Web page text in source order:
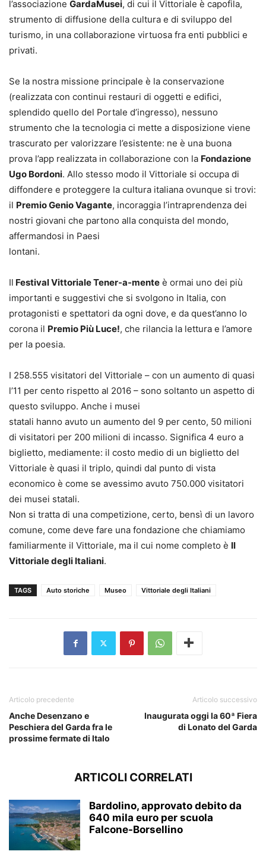
l’associazione GardaMusei, di cui il Vittoriale è capofila,
strumento di diffusione della cultura e di sviluppo del
turismo, in una collaborazione virtuosa fra enti pubblici e
privati.
Se la nostra missione principale è la conservazione
(realizzata con continui restauri di oggetti e edifici,
splendido quello del Portale d’ingresso), nessuno
strumento che la tecnologia ci mette a disposizione viene
trascurato per valorizzare l’esistente: ne è una buona
prova l’app realizzata in collaborazione con la Fondazione
Ugo Bordoni. Allo stesso modo il Vittoriale si occupa di
diffondere e proteggere la cultura italiana ovunque si trovi:
il Premio Genio Vagante, incoraggia l’intraprendenza dei
nostri giovani che partono alla conquista del mondo,
affermandosi in Paesi
lontani.
Il Festival Vittoriale Tener-a-mente è ormai uno dei più
importanti e suggestivi che si svolgono in Italia, con
protagonisti e spettatori da ogni dove, e da quest’anno lo
corona il Premio Più Luce!, che rilancia la lettura e l’amore
per la poesia.
I 258.555 visitatori del Vittoriale – con un aumento di quasi
l’11 per cento rispetto al 2016 – sono soltanto un aspetto di
questo sviluppo. Anche i musei
statali hanno avuto un aumento del 9 per cento, 50 milioni
di visitatori per 200 milioni di incasso. Significa 4 euro a
biglietto, mediamente: il costo medio di un biglietto del
Vittoriale è quasi il triplo, quindi dal punto di vista
economico è come se avessimo avuto 750.000 visitatori
dei musei statali.
Non si tratta di una competizione, certo, bensì di un lavoro
comune, come deve fare una fondazione che chiamiamo
familiarmente il Vittoriale, ma il cui nome completo è Il
Vittoriale degli Italiani.
TAGS Auto storiche Museo Vittoriale degli Italiani
Articolo precedente
Anche Desenzano e
Peschiera del Garda fra le
prossime fermate di Italo
Articolo successivo
Inaugurata oggi la 60ª Fiera
di Lonato del Garda
ARTICOLI CORRELATI
Bardolino, approvato debito da
640 mila euro per scuola
Falcone-Borsellino